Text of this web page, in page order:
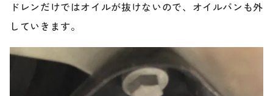
ドレンだけではオイルが抜けないので、オイルバンも外
していきます。